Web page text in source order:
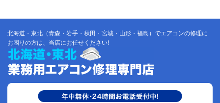
北海道・東北（青森・岩手・秋田・宮城・山形・福島）でエアコンの修理に
お困りの方は、当店にお任せください!